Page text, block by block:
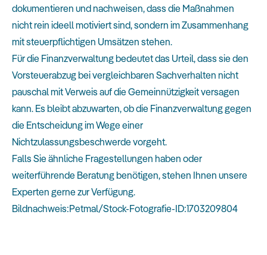
dokumentieren und nachweisen, dass die Maßnahmen
nicht rein ideell motiviert sind, sondern im Zusammenhang
mit steuerpflichtigen Umsätzen stehen.
Für die Finanzverwaltung bedeutet das Urteil, dass sie den
Vorsteuerabzug bei vergleichbaren Sachverhalten nicht
pauschal mit Verweis auf die Gemeinnützigkeit versagen
kann. Es bleibt abzuwarten, ob die Finanzverwaltung gegen
die Entscheidung im Wege einer
Nichtzulassungsbeschwerde vorgeht.
Falls Sie ähnliche Fragestellungen haben oder
weiterführende Beratung benötigen, stehen Ihnen unsere
Experten gerne zur Verfügung.
Bildnachweis:Petmal/Stock-Fotografie-ID:1703209804